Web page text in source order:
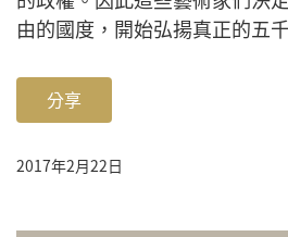
由的國度，開始弘揚真正的五
分享
2017年2月22日